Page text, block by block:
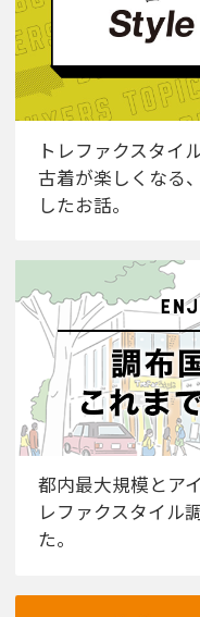
トレファクスタイ
古着が楽しくなる
したお話。
都内最大規模とア
レファクスタイル
た。